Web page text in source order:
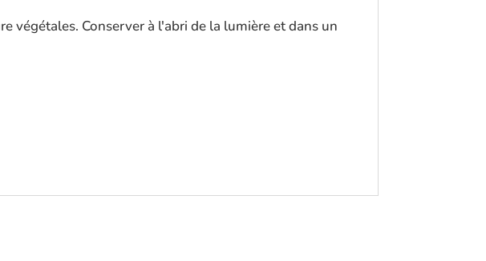
végétales. Conserver à l'abri de la lumière et dans un